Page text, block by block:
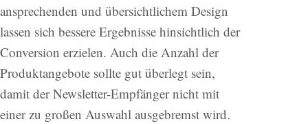
ansprechenden und übersichtlichem Design
lassen sich bessere Ergebnisse hinsichtlich der
Conversion erzielen. Auch die Anzahl der
Produktangebote sollte gut überlegt sein,
damit der Newsletter-Empfänger nicht mit
einer zu großen Auswahl ausgebremst wird.